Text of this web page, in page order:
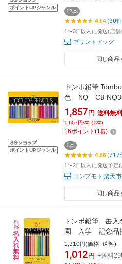
ポイントUPジャンル
12本
4.64(36
1〜3日以内に発送(店
プリントドッグ
同じ商品
ポイントUPジャンル
トンボ鉛筆
色 NQ CB-
1,857 円 送料無料
1,857円/本 (1本)
16ポイント (1倍)
1本
4.66(717
1〜2日以内に発送予定
コンプモト 楽天
同じ商品
トンボ鉛筆 缶
園 入学 記念品
がな/カタカナ名入
1,310円(価格+送料)
1,012 円 +送料